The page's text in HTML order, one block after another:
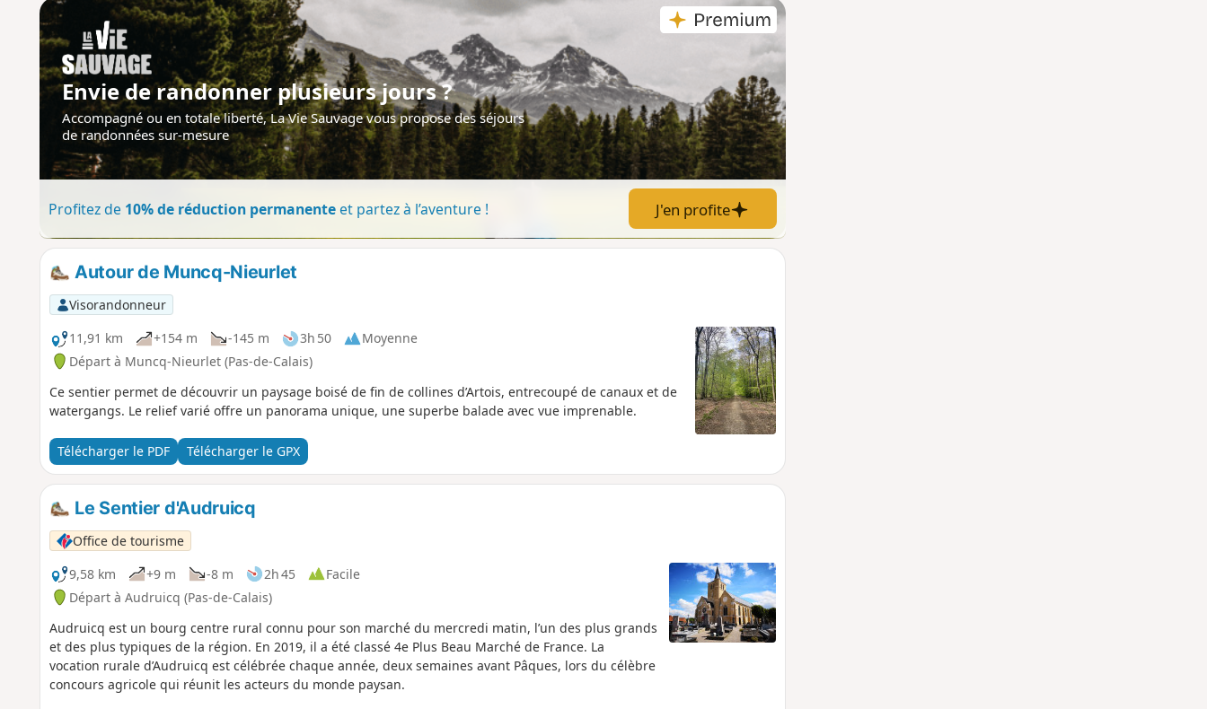
Envie de randonner plusieurs jours ?
Accompagné ou en totale liberté, La Vie Sauvage vous propose des séjours
de randonnées sur-mesure
Profitez de 10% de réduction permanenteet partez à l’aventure ! J'en profite
Autour de Muncq-Nieurlet
Visorandonneur
11,91 km
+154 m -145 m 3h 50
Moyenne
Départ à Muncq-Nieurlet (Pas-de-Calais)
Ce sentier permet de découvrir un paysage boisé de fin de collines d’Artois, entrecoupé de canaux et de
watergangs. Le relief varié offre un panorama unique, une superbe balade avec vue imprenable.
Télécharger le PDF Télécharger le GPX
Le Sentier d'Audruicq
Office de tourisme
9,58 km
+9 m -8 m 2h 45
Facile
Départ à Audruicq (Pas-de-Calais)
Audruicq est un bourg centre rural connu pour son marché du mercredi matin, l’un des plus grands
et des plus typiques de la région. En 2019, il a été classé 4e Plus Beau Marché de France. La
vocation rurale d’Audruicq est célébrée chaque année, deux semaines avant Pâques, lors du célèbre
concours agricole qui réunit les acteurs du monde paysan.